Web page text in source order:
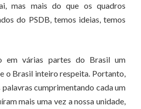
mas mais do que os quadros
do PSDB, temos ideias, temos
em várias partes do Brasil um
o Brasil inteiro respeita. Portanto,
palavras cumprimentando cada um
mais uma vez a nossa unidade,